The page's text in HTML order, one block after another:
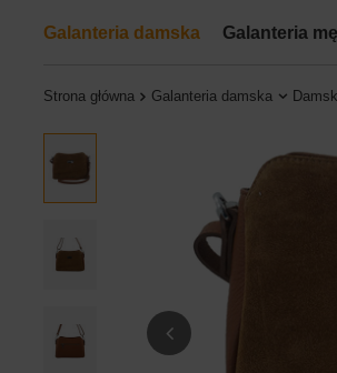
Galanteria damska Galanteria
Strona główna Galanteria damska